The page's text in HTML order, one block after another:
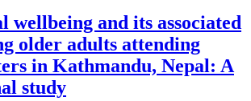
wellbeing and its associated
older adults attending
in Kathmandu, Nepal: A
study